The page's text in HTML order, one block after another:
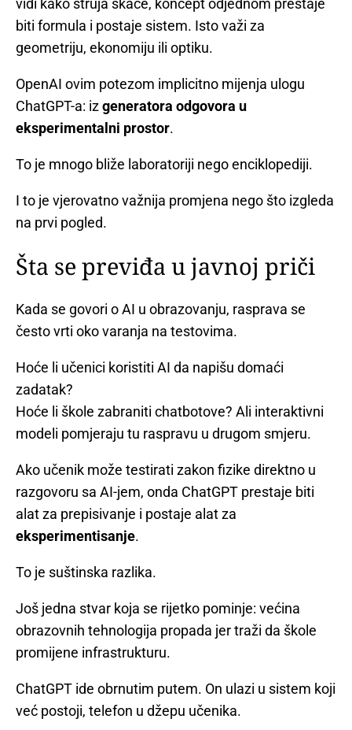
vidi kako struja skače, koncept odjednom prestaje
biti formula i postaje sistem. Isto važi za
geometriju, ekonomiju ili optiku.
OpenAI ovim potezom implicitno mijenja ulogu
ChatGPT-a: izgeneratora odgovora u
eksperimentalni prostor.
To je mnogo bliže laboratoriji nego enciklopediji.
I to je vjerovatno važnija promjena nego što izgleda
na prvi pogled.
Šta se previđa u javnoj priči
Kada se govori o AI u obrazovanju, rasprava se
često vrti oko varanja na testovima.
Hoće li učenici koristiti AI da napišu domaći
zadatak?
Hoće li škole zabraniti chatbotove? Ali interaktivni
modeli pomjeraju tu raspravu u drugom smjeru.
Ako učenik može testirati zakon fizike direktno u
razgovoru sa AI-jem, onda ChatGPT prestaje biti
alat za prepisivanje i postaje alat za
eksperimentisanje.
To je suštinska razlika.
Još jedna stvar koja se rijetko pominje: većina
obrazovnih tehnologija propada jer traži da škole
promijene infrastrukturu.
ChatGPT ide obrnutim putem. On ulazi u sistem koji
već postoji, telefon u džepu učenika.